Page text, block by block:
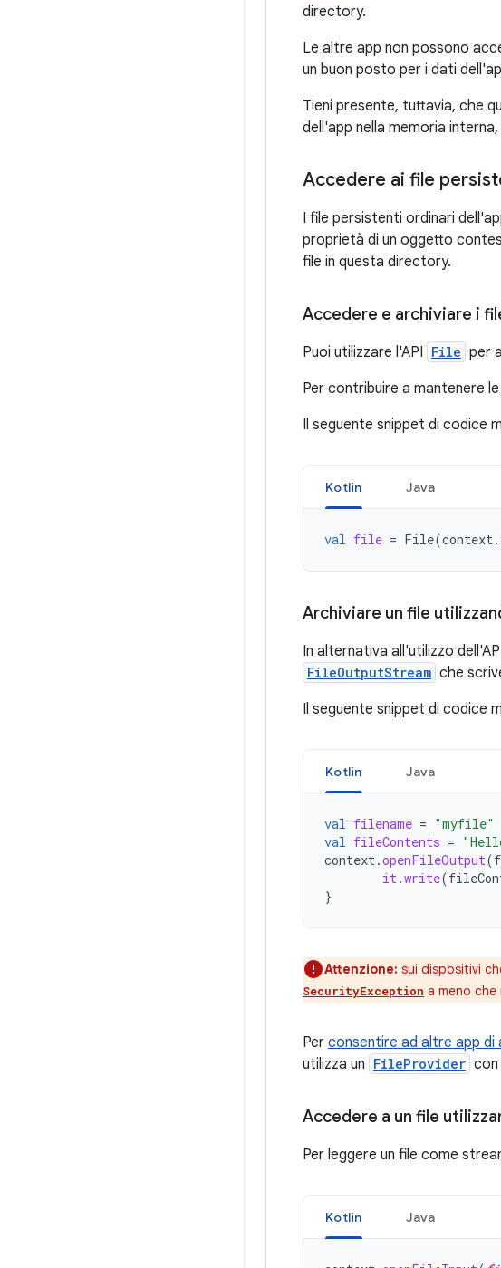
directory.
Le altre app non possono
un buon posto per i dati
Tieni presente, tuttavia, che
dell'app nella memoria
Accedere ai file
I file persistenti ordinari
proprietà di un oggetto
file in questa directory.
Accedere e archiviare i
Puoi utilizzare l'API File per
Per contribuire a mantenere
Il seguente snippet di codice
Kotlin Java
val file = File(context.
Archiviare un file
In alternativa all'utilizzo
FileOutputStream che
Il seguente snippet di codice
Kotlin Java
val filename = "myfile"
val fileContents =
context.openFileOutput(
it.write(
}
Attenzione: sui dispositivi
SecurityException a meno
Per consentire ad altre app di
utilizza un FileProvider
Accedere a un file
Per leggere un file come
Kotlin Java